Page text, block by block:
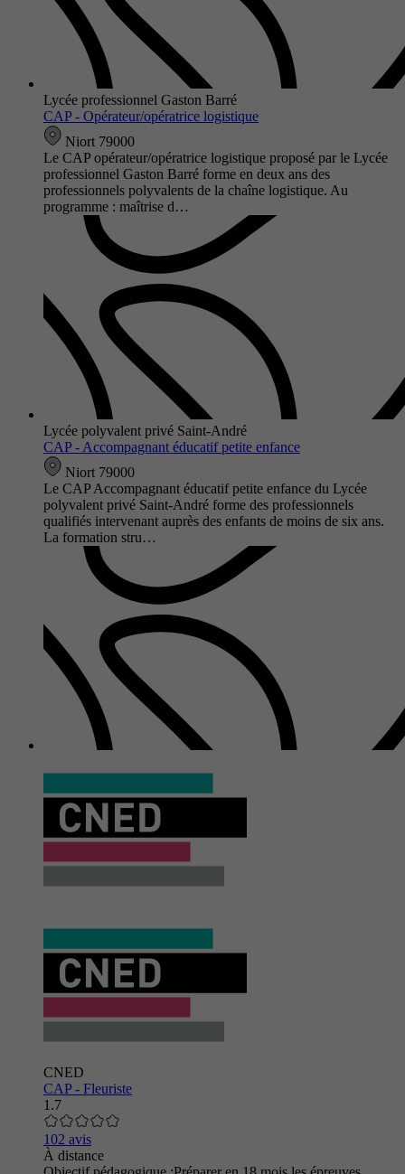
Lycée professionnel Gaston Barré
CAP - Opérateur/opératrice logistique
Niort 79000
Le CAP opérateur/opératrice logistique proposé par le Lycée
professionnel Gaston Barré forme en deux ans des
professionnels polyvalents de la chaîne logistique. Au
programme : maîtrise d…
Lycée polyvalent privé Saint-André
CAP - Accompagnant éducatif petite enfance
Niort 79000
Le CAP Accompagnant éducatif petite enfance du Lycée
polyvalent privé Saint-André forme des professionnels
qualifiés intervenant auprès des enfants de moins de six ans.
La formation stru…
CNED
CAP - Fleuriste
1.7
102 avis
À distance